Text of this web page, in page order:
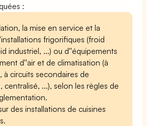
:
la mise en service et la
frigorifiques (froid
industriel, ...) ou d''équipements
d''air et de climatisation (à
circuits secondaires de
centralisé, ...), selon les règles de
des installations de cuisines